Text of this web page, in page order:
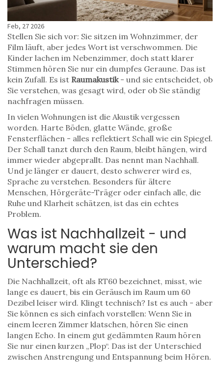
Feb, 27 2026
Stellen Sie sich vor: Sie sitzen im Wohnzimmer, der
Film läuft, aber jedes Wort ist verschwommen. Die
Kinder lachen im Nebenzimmer, doch statt klarer
Stimmen hören Sie nur ein dumpfes Geraune. Das ist
kein Zufall. Es ist Raumakustik- und sie entscheidet, ob
Sie verstehen, was gesagt wird, oder ob Sie ständig
nachfragen müssen.
In vielen Wohnungen ist die Akustik vergessen
worden. Harte Böden, glatte Wände, große
Fensterflächen - alles reflektiert Schall wie ein Spiegel.
Der Schall tanzt durch den Raum, bleibt hängen, wird
immer wieder abgeprallt. Das nennt man Nachhall.
Und je länger er dauert, desto schwerer wird es,
Sprache zu verstehen. Besonders für ältere
Menschen, Hörgeräte-Träger oder einfach alle, die
Ruhe und Klarheit schätzen, ist das ein echtes
Problem.
Was ist Nachhallzeit - und
warum macht sie den
Unterschied?
Die Nachhallzeit, oft als RT60 bezeichnet, misst, wie
lange es dauert, bis ein Geräusch im Raum um 60
Dezibel leiser wird. Klingt technisch? Ist es auch - aber
Sie können es sich einfach vorstellen: Wenn Sie in
einem leeren Zimmer klatschen, hören Sie einen
langen Echo. In einem gut gedämmten Raum hören
Sie nur einen kurzen „Plop“. Das ist der Unterschied
zwischen Anstrengung und Entspannung beim Hören.